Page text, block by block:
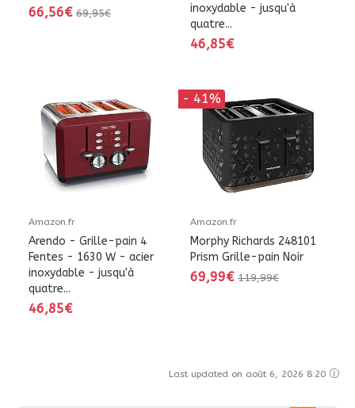
66,56€ 69,95€
inoxydable - jusqu'à
quatre...
46,85€
Amazon.fr
Arendo - Grille-pain 4
Fentes - 1630 W - acier
inoxydable - jusqu'à
quatre...
46,85€
- 41%
Amazon.fr
Morphy Richards 248101
Prism Grille-pain Noir
69,99€ 119,99€
Last updated on août 6, 2026 8:20